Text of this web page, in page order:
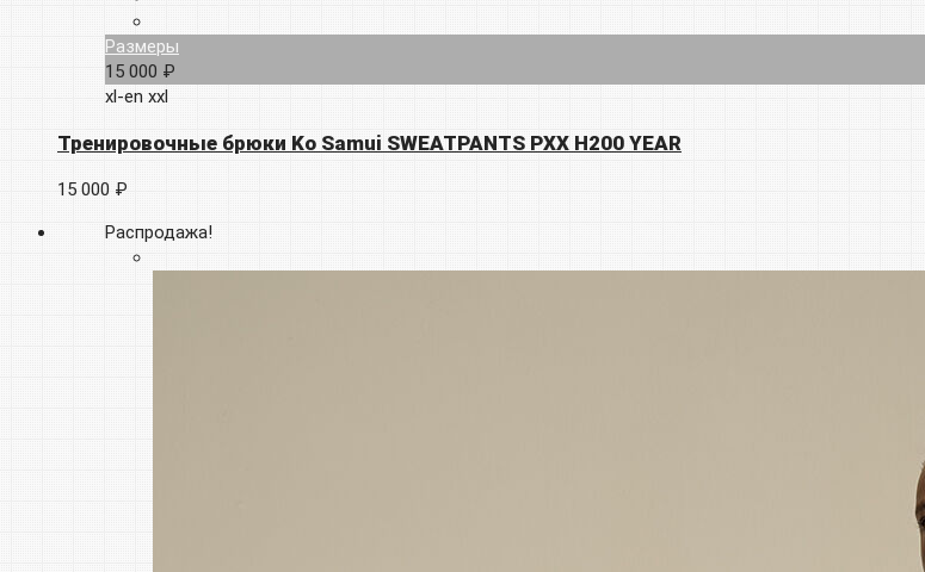
Размеры
15 000 ₽
xl-en xxl
Тренировочные брюки Ko Samui SWEATPANTS PXX H200 YEAR
15 000 ₽
Распродажа!